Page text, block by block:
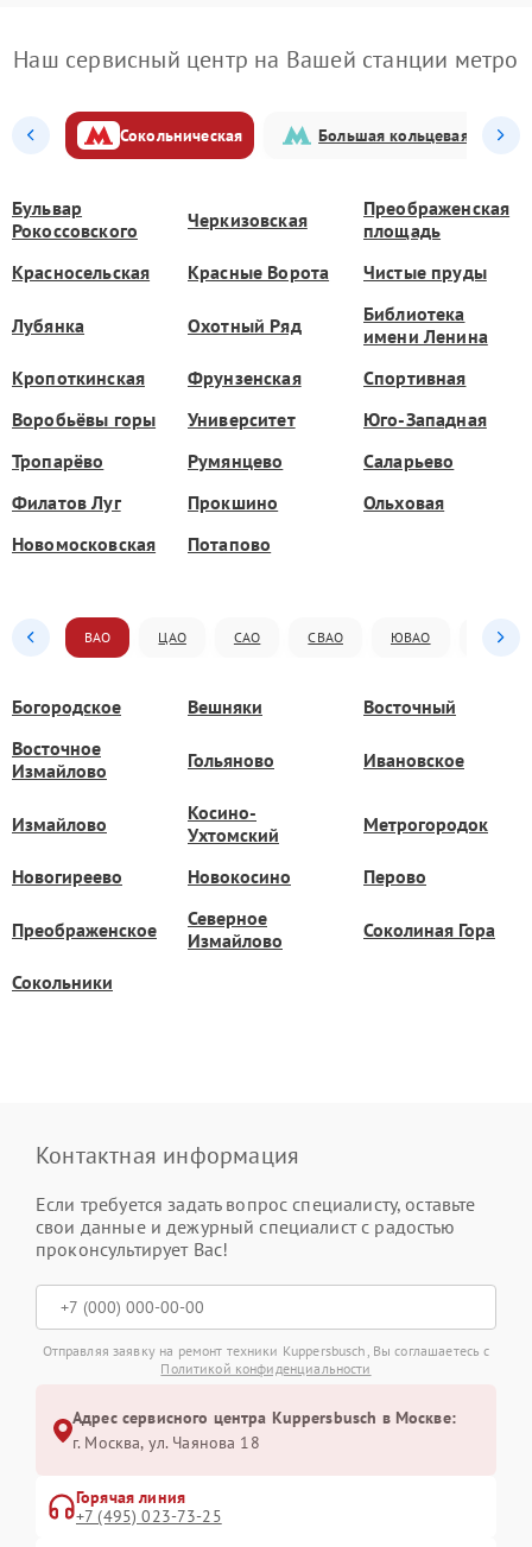
Наш сервисный центр на Вашей станции метро
Сокольническая Большая кольцевая
Бульвар
Рокоссовского
Черкизовская
Преображенская
площадь
Красносельская
Красные Ворота Чистые пруды
Лубянка Охотный Ряд
Библиотека
имени Ленина
Кропоткинская
Фрунзенская
Спортивная
Воробьёвы горы
Университет
Юго-Западная
Тропарёво
Румянцево
Саларьево
Филатов Луг
Прокшино
Ольховая
Новомосковская
Потапово
ВАО ЦАО САО СВАО ЮВАО ЮАО
Богородское Вешняки
Восточный
Восточное
Измайлово
Гольяново Ивановское
Измайлово
Косино-
Ухтомский
Метрогородок
Новогиреево Новокосино Перово
Преображенское
Северное
Измайлово
Соколиная Гора
Сокольники
Контактная информация
Если требуется задать вопрос специалисту, оставьте
свои данные и дежурный специалист с радостью
проконсультирует Вас!
Отправляя заявку на ремонт техники Kuppersbusch, Вы соглашаетесь с
Политикой конфиденциальности
Адрес сервисного центра Kuppersbusch в Москве:
г. Москва, ул. Чаянова 18
Горячая линия
+7 (495) 023-73-25